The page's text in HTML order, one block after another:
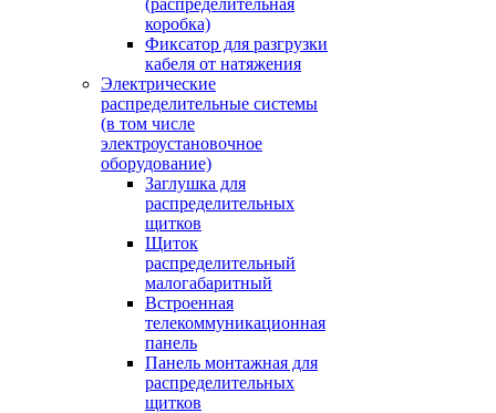
(распределительная
коробка)
Фиксатор для разгрузки
кабеля от натяжения
Электрические
распределительные системы
(в том числе
электроустановочное
оборудование)
Заглушка для
распределительных
щитков
Щиток
распределительный
малогабаритный
Встроенная
телекоммуникационная
панель
Панель монтажная для
распределительных
щитков